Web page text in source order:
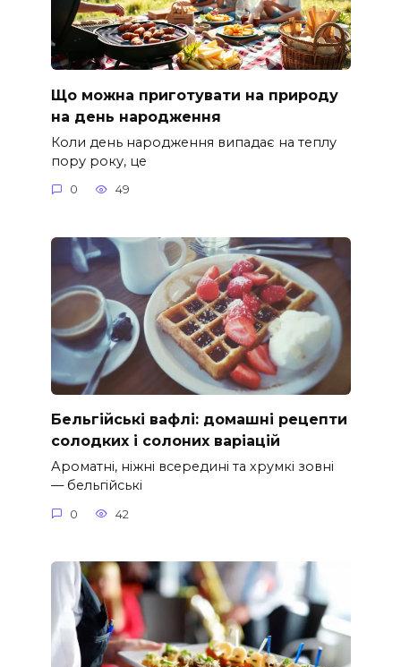
Що можна приготувати на природу
на день народження
Коли день народження випадає на теплу
пору року, це
0 49
Бельгійські вафлі: домашні рецепти
солодких і солоних варіацій
Ароматні, ніжні всередині та хрумкі зовні
— бельгійські
0 42